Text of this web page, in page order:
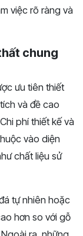
việc rõ ràng và
chung
ưu tiên thiết
và đề cao
phí thiết kế và
vào diện
chất liệu sử
tự nhiên hoặc
hơn so với gỗ